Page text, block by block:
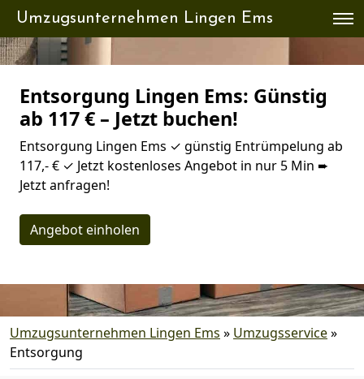
Umzugsunternehmen Lingen Ems
Entsorgung Lingen Ems: Günstig
ab 117 € – Jetzt buchen!
Entsorgung Lingen Ems ✓ günstig Entrümpelung ab
117,- € ✓ Jetzt kostenloses Angebot in nur 5 Min ➨
Jetzt anfragen!
Angebot einholen
Umzugsunternehmen Lingen Ems » Umzugsservice»
Entsorgung